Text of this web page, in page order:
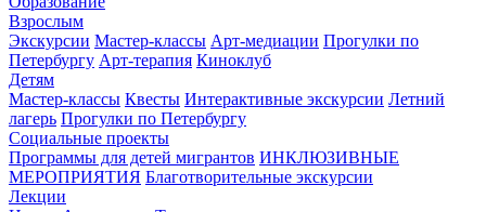
Взрослым
Экскурсии Мастер-классы Арт-медиации Прогулки по
Петербургу Арт-терапия Киноклуб
Детям
Мастер-классы Квесты Интерактивные экскурсии Летний
лагерь Прогулки по Петербургу
Социальные проекты
Программы для детей мигрантов ИНКЛЮЗИВНЫЕ
МЕРОПРИЯТИЯ Благотворительные экскурсии
Лекции